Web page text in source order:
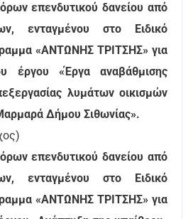
επενδυτικού δανείου από
ενταγμένου στο Ειδικό
«ΑΝΤΩΝΗΣ ΤΡΙΤΣΗΣ» για
έργου «Έργα αναβάθμισης
λυμάτων οικισμών
Δήμου Σιθωνίας».
επενδυτικού δανείου από
ενταγμένου στο Ειδικό
«ΑΝΤΩΝΗΣ ΤΡΙΤΣΗΣ» για